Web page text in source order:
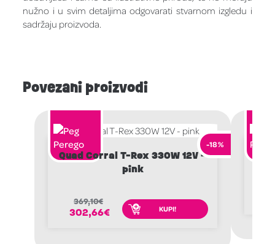
nužno i u svim detaljima odgovarati stvarnom izgledu i
sadržaju proizvoda.
Povezani proizvodi
-18%
Quad Corral T-Rex 330W 12V –
pink
369,10€
302,66€ KUPI!